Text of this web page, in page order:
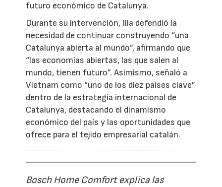
futuro económico de Catalunya.
Durante su intervención, Illa defendió la
necesidad de continuar construyendo “una
Catalunya abierta al mundo”, afirmando que
“las economías abiertas, las que salen al
mundo, tienen futuro”. Asimismo, señaló a
Vietnam como “uno de los diez países clave”
dentro de la estrategia internacional de
Catalunya, destacando el dinamismo
económico del país y las oportunidades que
ofrece para el tejido empresarial catalán.
Bosch Home Comfort explica las